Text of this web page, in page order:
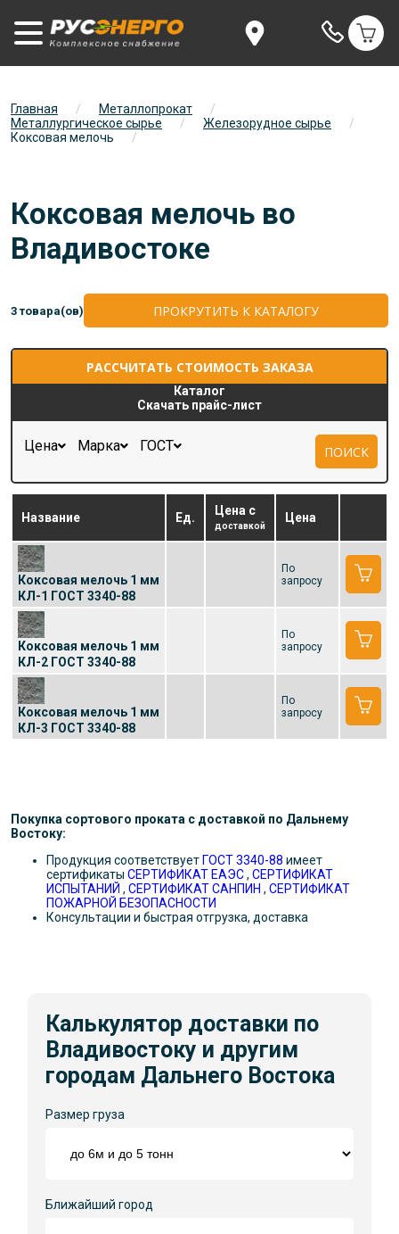
Главная / Металлопрокат
/
Металлургическое сырье
/ Железорудное сырье
/
Коксовая мелочь
/
Коксовая мелочь во
Владивостоке
3 товара(ов) ПРОКРУТИТЬ К КАТАЛОГУ
РАССЧИТАТЬ СТОИМОСТЬ ЗАКАЗА
Каталог
Скачать прайс-лист
Цена Марка ГОСТ ПОИСК
Название Ед. Цена с
доставкой
Цена
Коксовая мелочь 1 мм
КЛ-1 ГОСТ 3340-88
По
запросу
Коксовая мелочь 1 мм
КЛ-2 ГОСТ 3340-88
По
запросу
Коксовая мелочь 1 мм
КЛ-3 ГОСТ 3340-88
По
запросу
Покупка сортового проката с доставкой по Дальнему
Востоку:
Продукция соответствует ГОСТ 3340-88 имеет
сертификаты СЕРТИФИКАТ ЕАЭС, СЕРТИФИКАТ
ИСПЫТАНИЙ , СЕРТИФИКАТ САНПИН , СЕРТИФИКАТ
ПОЖАРНОЙ БЕЗОПАСНОСТИ
Консультации и быстрая отгрузка, доставка
Калькулятор доставки по
Владивостоку и другим
городам Дальнего Востока
Размер груза
Ближайший город